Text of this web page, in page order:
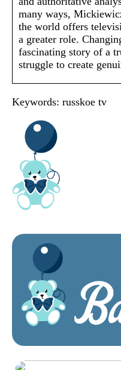
many ways,
the world offers
a greater role.
fascinating story of a
struggle to create
Keywords: russkoe tv